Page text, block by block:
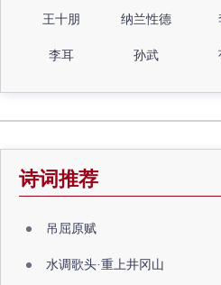
王十朋 纳兰性德
李耳 孙武
诗词推荐
吊屈原赋
水调歌头·重上井冈山